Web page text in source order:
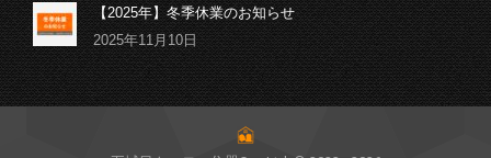
【2025年】冬季休業のお知らせ
2025年11月10日